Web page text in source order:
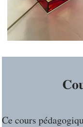
Ce cours